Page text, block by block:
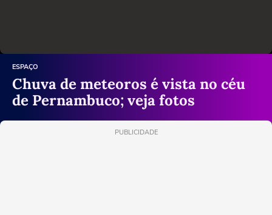
ESPAÇO
Chuva de meteoros é vista no céu
de Pernambuco; veja fotos
PUBLICIDADE